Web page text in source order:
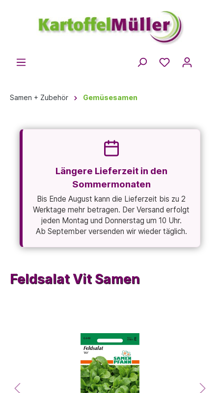
Samen + Zubehör Gemüsesamen
Längere Lieferzeit in den
Sommermonaten
Bis Ende August kann die Lieferzeit bis zu 2
Werktage mehr betragen. Der Versand erfolgt
jeden Montag und Donnerstag um 10 Uhr.
Ab September versenden wir wieder täglich.
Feldsalat Vit Samen